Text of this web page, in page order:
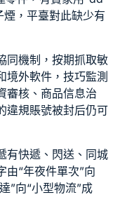
煙，平臺對此缺少有
同機制，按期抓取敏
境外軟件，技巧監測
審核、商品信息治
違規賬號被封后仍可
有快遞、閃送、同城
由“年夜件單次”向
”向“小型物流”成